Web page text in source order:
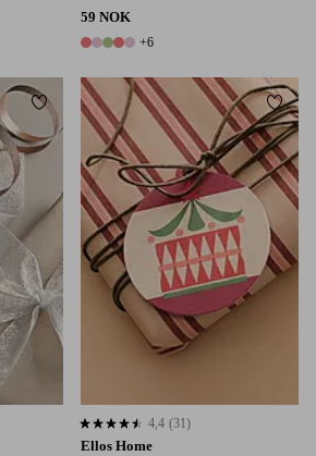
59 NOK
11 farger
+6
Legg til favoritter
Ellos Home
4,4 basert på 31 karaktergivninger
4,4 (31)